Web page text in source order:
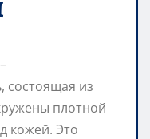
состоящая из
плотной
кожей. Это